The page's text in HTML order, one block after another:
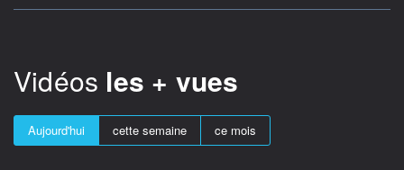
Vidéos les + vues
Aujourd'hui cette semaine ce mois